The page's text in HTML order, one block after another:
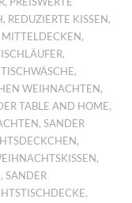
, REDUZIERTE KISSEN,
MITTELDECKEN,
,
,
WEIHNACHTEN,
TABLE AND HOME,
,SANDER
,
,
,SANDER
,